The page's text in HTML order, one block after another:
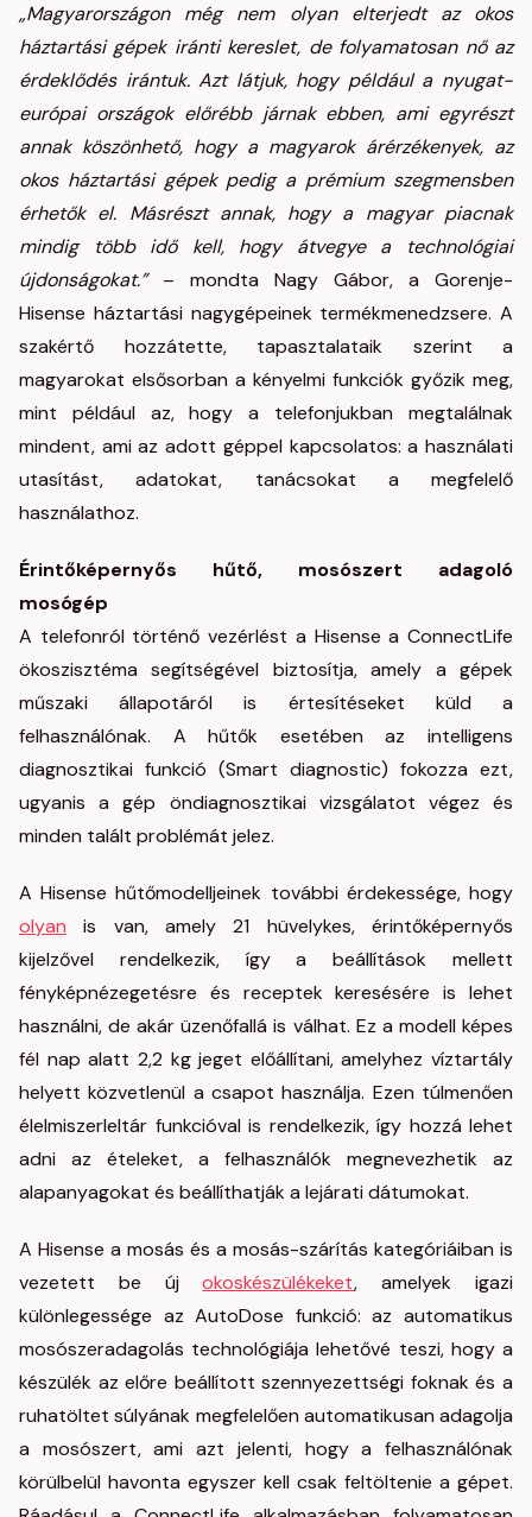
„Magyarországon még nem olyan elterjedt az okos
háztartási gépek iránti kereslet, de folyamatosan nő az
érdeklődés irántuk. Azt látjuk, hogy például a nyugat-
európai országok előrébb járnak ebben, ami egyrészt
annak köszönhető, hogy a magyarok árérzékenyek, az
okos háztartási gépek pedig a prémium szegmensben
érhetők el. Másrészt annak, hogy a magyar piacnak
mindig több idő kell, hogy átvegye a technológiai
újdonságokat.” – mondta Nagy Gábor, a Gorenje-
Hisense háztartási nagygépeinek termékmenedzsere. A
szakértő hozzátette, tapasztalataik szerint a
magyarokat elsősorban a kényelmi funkciók győzik meg,
mint például az, hogy a telefonjukban megtalálnak
mindent, ami az adott géppel kapcsolatos: a használati
utasítást, adatokat, tanácsokat a megfelelő
használathoz.
Érintőképernyős hűtő, mosószert adagoló
mosógép
A telefonról történő vezérlést a Hisense a ConnectLife
ökoszisztéma segítségével biztosítja, amely a gépek
műszaki állapotáról is értesítéseket küld a
felhasználónak. A hűtők esetében az intelligens
diagnosztikai funkció (Smart diagnostic) fokozza ezt,
ugyanis a gép öndiagnosztikai vizsgálatot végez és
minden talált problémát jelez.
A Hisense hűtőmodelljeinek további érdekessége, hogy
olyan is van, amely 21 hüvelykes, érintőképernyős
kijelzővel rendelkezik, így a beállítások mellett
fényképnézegetésre és receptek keresésére is lehet
használni, de akár üzenőfallá is válhat. Ez a modell képes
fél nap alatt 2,2 kg jeget előállítani, amelyhez víztartály
helyett közvetlenül a csapot használja. Ezen túlmenően
élelmiszerleltár funkcióval is rendelkezik, így hozzá lehet
adni az ételeket, a felhasználók megnevezhetik az
alapanyagokat és beállíthatják a lejárati dátumokat.
A Hisense a mosás és a mosás-szárítás kategóriáiban is
vezetett be újokoskészülékeket, amelyek igazi
különlegessége az AutoDose funkció: az automatikus
mosószeradagolás technológiája lehetővé teszi, hogy a
készülék az előre beállított szennyezettségi foknak és a
ruhatöltet súlyának megfelelően automatikusan adagolja
a mosószert, ami azt jelenti, hogy a felhasználónak
körülbelül havonta egyszer kell csak feltöltenie a gépet.